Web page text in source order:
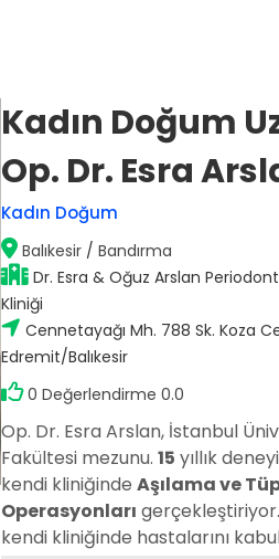
Op. Dr. Mustafa Sağlam
Antalya / Muratpaşa
Doç. Dr. Hakan Nazik
Adana / Seyhan
Op. Dr. Fatma Esin Karçin
Kadın Doğum
Op. Dr. Esra
Kadın Doğum
Balıkesir / Bandırma
Dr. Esra & Oğuz Arslan
Kliniği
Cennetayağı Mh. 788 Sk. Koza
Edremit/Balıkesir
0 Değerlendirme 0.0
Op. Dr. Esra Arslan, İstanbul
Fakültesi mezunu. 15 yıllık
kendi kliniğinde Aşılama ve
Operasyonları gerçekleştiriyor.
kendi kliniğinde hastalarını